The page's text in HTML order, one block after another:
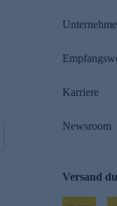
Karriere
Newsroom
Versand